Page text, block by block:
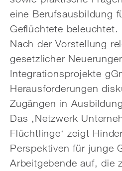
eine Berufsausbildung
Geflüchtete beleuchtet.
Nach der Vorstellung
gesetzlicher
Integrationsprojekte
Herausforderungen
Zugängen in
Das ‚Netzwerk
Flüchtlinge‘ zeigt
Perspektiven für junge
Arbeitgebende auf, die